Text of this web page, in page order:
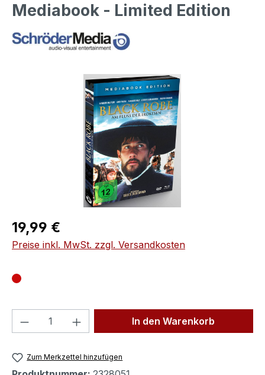
Mediabook - Limited Edition
Bildergalerie überspringen
Regulärer Preis:
19,99 €
Preise inkl. MwSt. zzgl. Versandkosten
Produkt Anzahl: Gib denIn den Warenkorb
Zum Merkzettel hinzufügen